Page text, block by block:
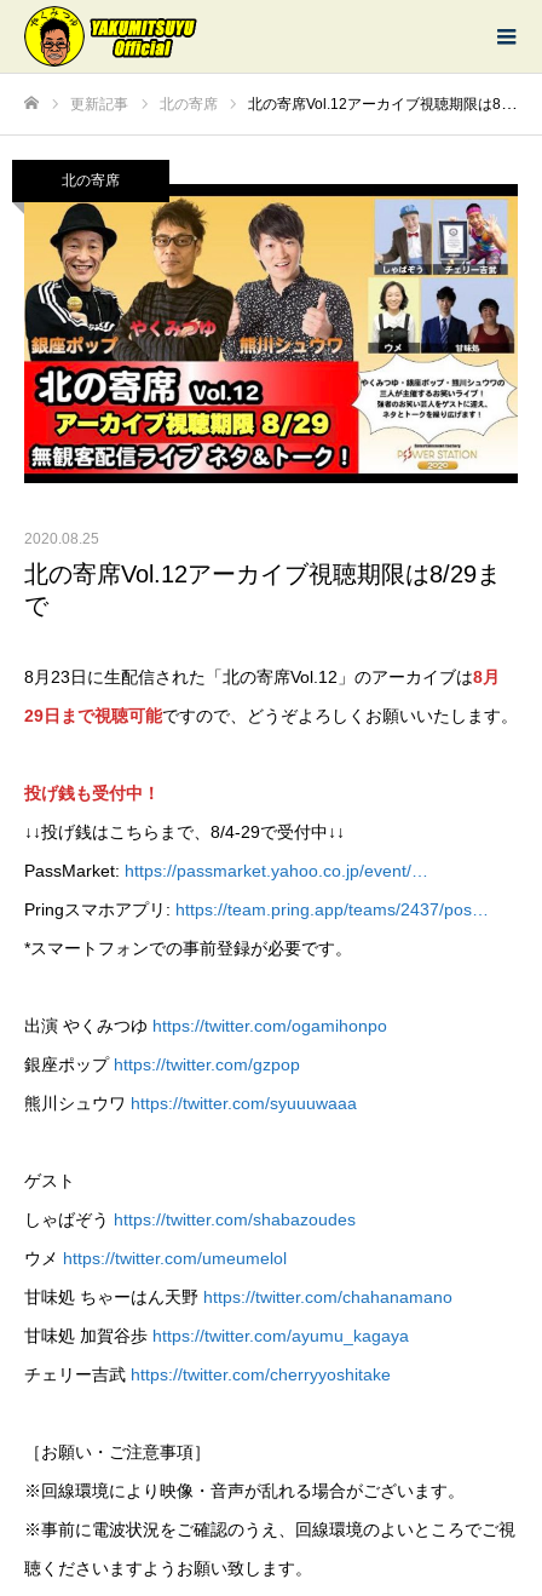
更新記事 北の寄席 北の寄席Vol.12アーカイブ視聴期限は8/29まで
北の寄席
2020.08.25
北の寄席Vol.12アーカイブ視聴期限は8/29ま
で
8月23日に生配信された「北の寄席Vol.12」のアーカイブは8月
29日まで視聴可能ですので、どうぞよろしくお願いいたします。
投げ銭も受付中！
↓↓投げ銭はこちらまで、8/4-29で受付中↓↓
PassMarket: https://passmarket.yahoo.co.jp/event/…
Pringスマホアプリ: https://team.pring.app/teams/2437/pos…
*スマートフォンでの事前登録が必要です。
出演 やくみつゆ https://twitter.com/ogamihonpo
銀座ポップ https://twitter.com/gzpop
熊川シュウワ https://twitter.com/syuuuwaaa
ゲスト
しゃばぞう https://twitter.com/shabazoudes
ウメ https://twitter.com/umeumelol
甘味処 ちゃーはん天野 https://twitter.com/chahanamano
甘味処 加賀谷歩 https://twitter.com/ayumu_kagaya
チェリー吉武 https://twitter.com/cherryyoshitake
［お願い・ご注意事項］
※回線環境により映像・音声が乱れる場合がございます。
※事前に電波状況をご確認のうえ、回線環境のよいところでご視
聴くださいますようお願い致します。